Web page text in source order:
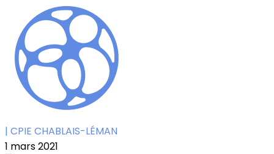
| CPIE CHABLAIS-LÉMAN
1 mars 2021